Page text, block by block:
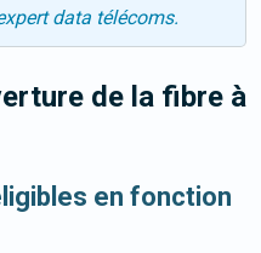
data télécoms.
de la fibre à
en fonction